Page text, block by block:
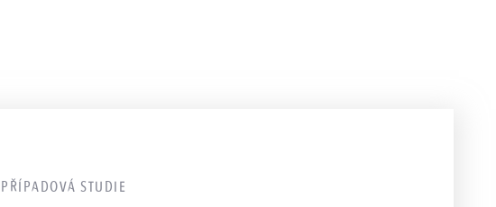
PŘÍPADOVÁ STUDIE